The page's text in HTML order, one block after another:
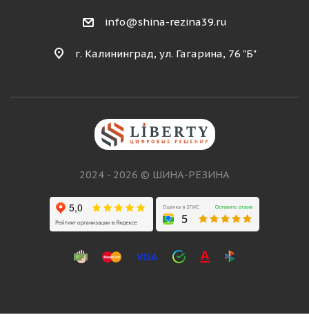
info@shina-rezina39.ru
г. Калининград, ул. Гагарина, 76 "Б"
2024 - 2026 © ШИНА-РЕЗИНА